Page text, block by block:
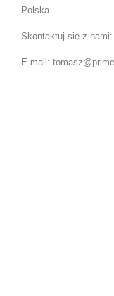
Polska
Skontaktuj się z nami:
E-mail: